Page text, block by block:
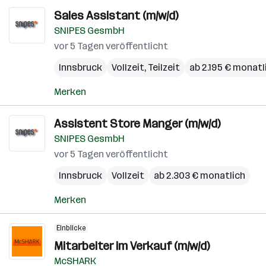
Sales Assistant (m/w/d)
SNIPES GesmbH
vor 5 Tagen veröffentlicht
Innsbruck
Vollzeit, Teilzeit ab 2.195 €
Merken
Assistent Store Manger (m/w/d)
SNIPES GesmbH
vor 5 Tagen veröffentlicht
Innsbruck
Vollzeit ab 2.303 € monatlich
Merken
Einblicke
Mitarbeiter im Verkauf (m/w/d)
McSHARK